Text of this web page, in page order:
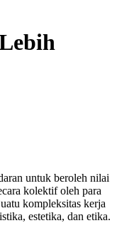
untuk beroleh nilai
kolektif oleh para
kompleksitas kerja
estetika, dan etika.